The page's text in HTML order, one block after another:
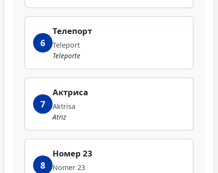
6
Телепорт
Teleport
Teleporte
7
Актриса
Aktrisa
Atriz
8
Номер 23
Nomer 23